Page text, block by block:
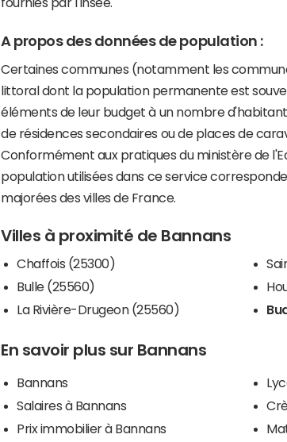
A propos des données de population :
Certaines communes (notamment les
littoral dont la population permanente est
éléments de leur budget à un nombre
de résidences secondaires ou de places de
Conformément aux pratiques du ministère de
population utilisées dans ce service
majorées des villes de France.
Villes à proximité de Bannans
Chaffois (25300)
Bulle (25560)
La Rivière-Drugeon (25560)
En savoir plus sur Bannans
Bannans
Salaires à Bannans
Prix immobilier à Bannans